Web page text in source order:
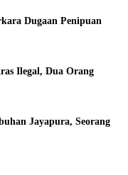
Dugaan Penipuan
Ilegal, Dua Orang
Jayapura, Seorang